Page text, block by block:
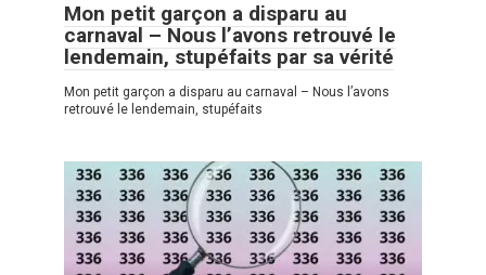
Mon petit garçon a disparu au
carnaval – Nous l’avons retrouvé le
lendemain, stupéfaits par sa vérité
Mon petit garçon a disparu au carnaval – Nous l’avons
retrouvé le lendemain, stupéfaits